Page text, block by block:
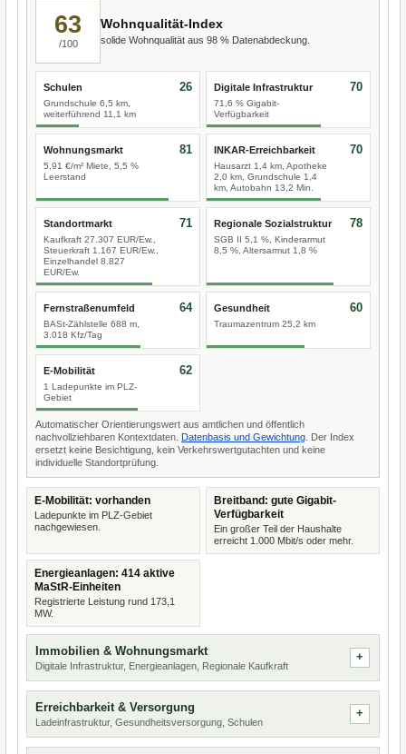
63
/100
Wohnqualität-Index
solide Wohnqualität aus 98 % Datenabdeckung.
Schulen
Grundschule 6,5 km,
weiterführend 11,1 km
26 Digitale Infrastruktur
71,6 % Gigabit-
Verfügbarkeit
70
Wohnungsmarkt
5,91 €/m² Miete, 5,5 %
Leerstand
81 INKAR-Erreichbarkeit
Hausarzt 1,4 km, Apotheke
2,0 km, Grundschule 1,4
km, Autobahn 13,2 Min.
70
Standortmarkt
Kaufkraft 27.307 EUR/Ew.,
Steuerkraft 1.167 EUR/Ew.,
Einzelhandel 8.827
EUR/Ew.
71 Regionale Sozialstruktur
SGB II 5,1 %, Kinderarmut
8,5 %, Altersarmut 1,8 %
78
Fernstraßenumfeld
BASt-Zählstelle 688 m,
3.018 Kfz/Tag
64 Gesundheit
Traumazentrum 25,2 km
60
E-Mobilität
1 Ladepunkte im PLZ-
Gebiet
62
Automatischer Orientierungswert aus amtlichen und öffentlich
nachvollziehbaren Kontextdaten. Datenbasis und Gewichtung . Der Index
ersetzt keine Besichtigung, kein Verkehrswertgutachten und keine
individuelle Standortprüfung.
E-Mobilität: vorhanden
Ladepunkte im PLZ-Gebiet
nachgewiesen.
Breitband: gute Gigabit-
Verfügbarkeit
Ein großer Teil der Haushalte
erreicht 1.000 Mbit/s oder mehr.
Energieanlagen: 414 aktive
MaStR-Einheiten
Registrierte Leistung rund 173,1
MW.
Immobilien & Wohnungsmarkt
Digitale Infrastruktur, Energieanlagen, Regionale Kaufkraft
Erreichbarkeit & Versorgung
Ladeinfrastruktur, Gesundheitsversorgung, Schulen